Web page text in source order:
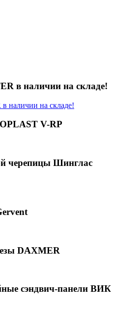
в наличии на складе!
V-RP
черепицы Шинглас
DAXMER
сэндвич-панели ВИК